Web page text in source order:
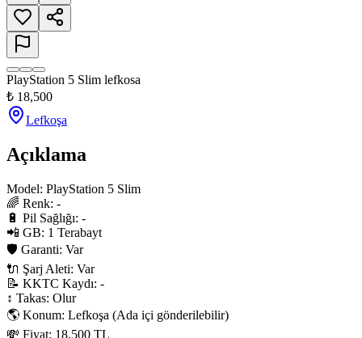
PlayStation 5 Slim lefkosa
₺ 18,500
Lefkoşa
Açıklama
Model: PlayStation 5 Slim
🌈 Renk: -
🔋 Pil Sağlığı: -
📲 GB: 1 Terabayt
🛡 Garanti: Var
🔌 Şarj Aleti: Var
📝 KKTC Kaydı: -
↕ Takas: Olur
🌎 Konum: Lefkoşa (Ada içi gönderilebilir)
💸 Fiyat: 18,500 TL